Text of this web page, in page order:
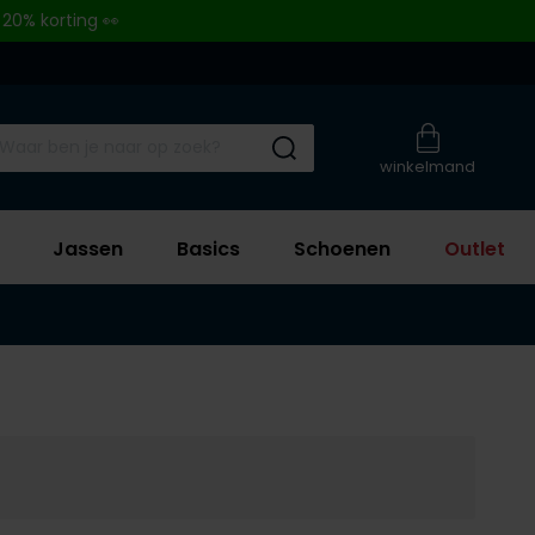
korting 👀
winkelmand
Submit search
Jassen Basics Schoenen Outlet